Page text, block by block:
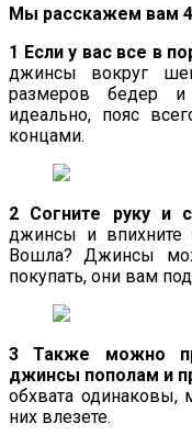
Мы расскажем вам 4
1 Если у вас все в
джинсы вокруг
размеров бедер и
идеально, пояс
концами.
2 Согните руку и
джинсы и впихните
Вошла? Джинсы
покупать, они вам
3 Также можно
джинсы пополам и
обхвата
них влезете.